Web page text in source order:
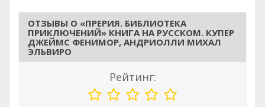
ОТЗЫВЫ О «ПРЕРИЯ. БИБЛИОТЕКА
ПРИКЛЮЧЕНИЙ» КНИГА НА РУССКОМ. КУПЕР
ДЖЕЙМС ФЕНИМОР, АНДРИОЛЛИ МИХАЛ
ЭЛЬВИРО
Рейтинг: